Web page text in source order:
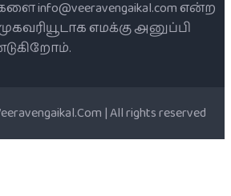
info@veeravengaikal.com என்ற
எமக்கு அனுப்பி
| All rights reserved